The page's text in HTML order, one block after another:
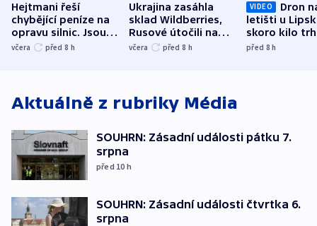
Hejtmani řeší
chybějící peníze na
opravu silnic. Jsou
nenárokové, namítá
včera před 8 h
Ukrajina zasáhla
sklad Wildberries,
Rusové útočili na
trh, hasiče či
včera před 8 h
VIDEO
Dron
letišti u
skoro kilo
indicie
před 8h
Aktuálně z rubriky Média
SOUHRN: Zásadní události pátku 7.
srpna
před 10 h
SOUHRN: Zásadní události čtvrtka 6.
srpna